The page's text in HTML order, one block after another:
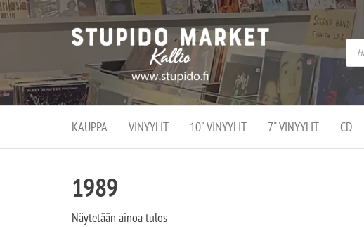
Stupido
Market –
verkossa
ja
kivijalassa
Stupido Market on
vaihtoehtomusaan
erikoistunut
verkko- sekä
kivijalkakauppa
Helsingissä
Kallion
KAUPPA VINYYLIT 10" VINYYLIT 7" VINYYLIT CD
1989
Näytetään ainoa tulos